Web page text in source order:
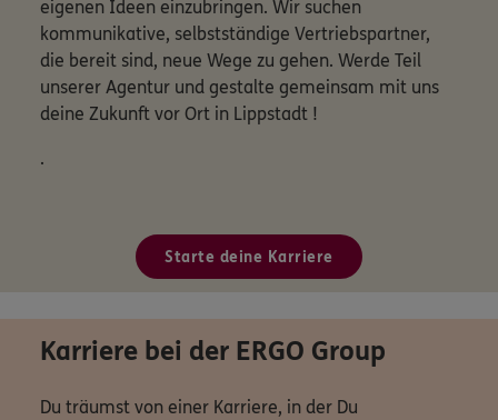
eigenen Ideen einzubringen. Wir suchen
kommunikative, selbstständige Vertriebspartner,
die bereit sind, neue Wege zu gehen. Werde Teil
unserer Agentur und gestalte gemeinsam mit uns
deine Zukunft vor Ort in Lippstadt !
.
Starte deine Karriere
Karriere bei der ERGO Group
Du träumst von einer Karriere, in der Du